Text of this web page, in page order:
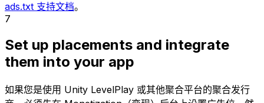
ads.txt 支持文档。
7
Set up placements and integrate
them into your app
如果您是使用 Unity LevelPlay 或其他聚合平台的聚合发行